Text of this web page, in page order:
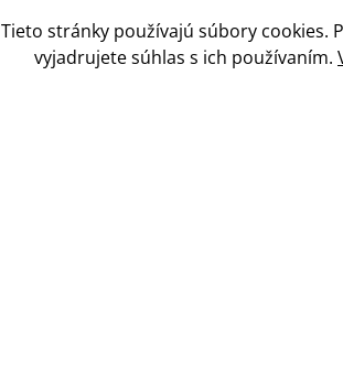
Tieto stránky používajú súbory cookies.
vyjadrujete súhlas s ich používaním.